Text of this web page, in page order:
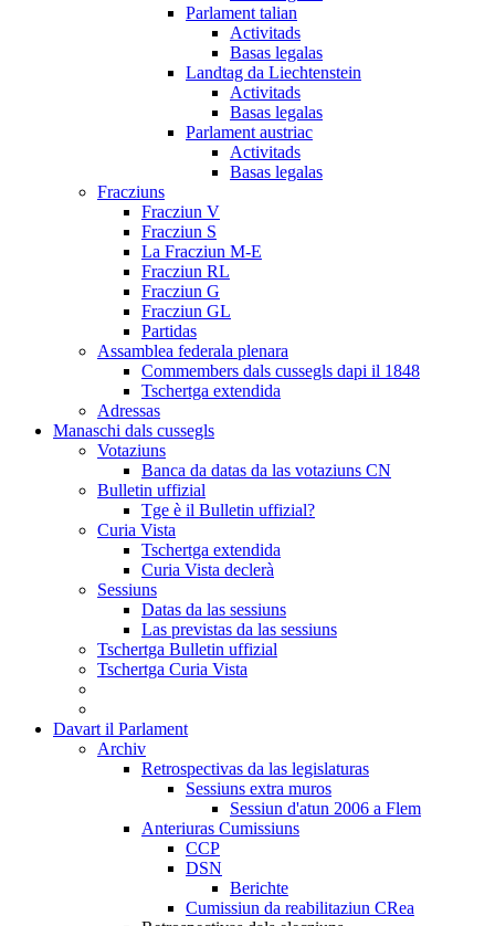
Parlament talian
Activitads
Basas legalas
Landtag da Liechtenstein
Activitads
Basas legalas
Parlament austriac
Activitads
Basas legalas
Fracziuns
Fracziun V
Fracziun S
La Fracziun M-E
Fracziun RL
Fracziun G
Fracziun GL
Partidas
Assamblea federala plenara
Commembers dals cussegls dapi il 1848
Tschertga extendida
Adressas
Manaschi dals cussegls
Votaziuns
Banca da datas da las votaziuns CN
Bulletin uffizial
Tge è il Bulletin uffizial?
Curia Vista
Tschertga extendida
Curia Vista declerà
Sessiuns
Datas da las sessiuns
Las previstas da las sessiuns
Tschertga Bulletin uffizial
Tschertga Curia Vista
Davart il Parlament
Archiv
Retrospectivas da las legislaturas
Sessiuns extra muros
Sessiun d'atun 2006 a Flem
Anteriuras Cumissiuns
CCP
DSN
Berichte
Cumissiun da reabilitaziun CRea